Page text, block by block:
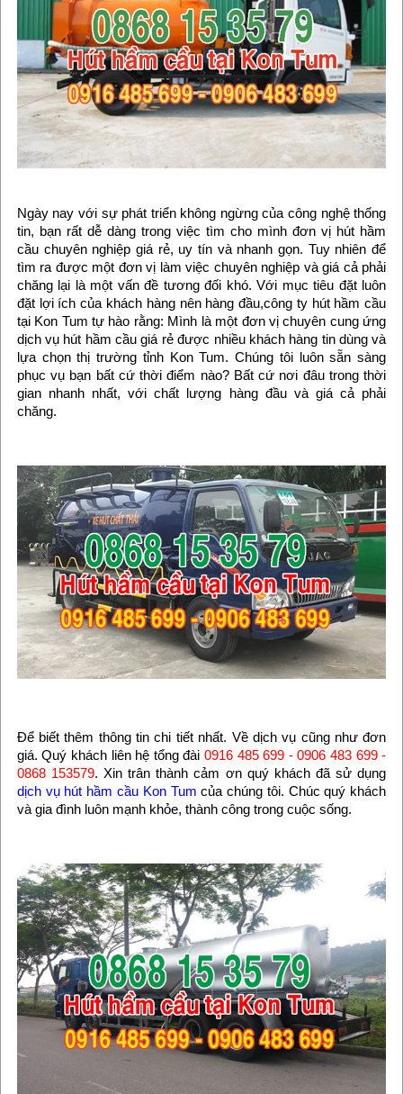
Ngày nay với sự phát triển không ngừng của công nghệ thống
tin, bạn rất dễ dàng trong việc tìm cho mình đơn vị hút hầm
cầu chuyên nghiệp giá rẻ, uy tín và nhanh gọn. Tuy nhiên để
tìm ra được một đơn vị làm việc chuyên nghiệp và giá cả phải
chăng lại là một vấn đề tương đối khó. Với mục tiêu đặt luôn
đặt lợi ích của khách hàng nên hàng đầu,công ty hút hầm cầu
tại Kon Tum tự hào rằng: Mình là một đơn vị chuyên cung ứng
dịch vụ hút hầm cầu giá rẻ được nhiều khách hàng tin dùng và
lựa chọn thị trường tỉnh Kon Tum. Chúng tôi luôn sẵn sàng
phục vụ bạn bất cứ thời điểm nào? Bất cứ nơi đâu trong thời
gian nhanh nhất, với chất lượng hàng đầu và giá cả phải
chăng.
Để biết thêm thông tin chi tiết nhất. Về dịch vụ cũng như đơn
giá. Quý khách liên hệ tổng đài 0916 485 699 - 0906 483 699 -
0868 153579. Xin trân thành cảm ơn quý khách đã sử dụng
dịch vụ hút hầm cầu Kon Tum của chúng tôi. Chúc quý khách
và gia đình luôn mạnh khỏe, thành công trong cuộc sống.